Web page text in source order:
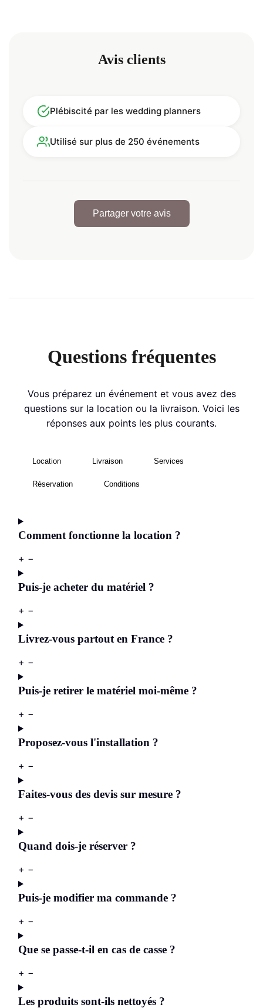
Avis clients
Plébiscité par les wedding planners
Utilisé sur plus de 250 événements
Partager votre avis
Questions fréquentes
Vous préparez un événement et vous avez des
questions sur la location ou la livraison. Voici les
réponses aux points les plus courants.
Location Livraison Services
Réservation Conditions
Comment fonctionne la location ?
+ −
Puis-je acheter du matériel ?
+ −
Livrez-vous partout en France ?
+ −
Puis-je retirer le matériel moi-même ?
+ −
Proposez-vous l'installation ?
+ −
Faites-vous des devis sur mesure ?
+ −
Quand dois-je réserver ?
+ −
Puis-je modifier ma commande ?
+ −
Que se passe-t-il en cas de casse ?
+ −
Les produits sont-ils nettoyés ?